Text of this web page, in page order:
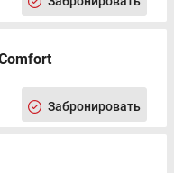
Забронировать